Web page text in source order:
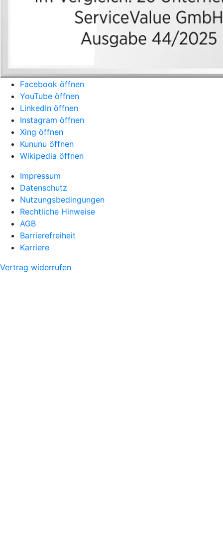
Facebook öffnen
YouTube öffnen
LinkedIn öffnen
Instagram öffnen
Xing öffnen
Kununu öffnen
Wikipedia öffnen
Impressum
Datenschutz
Nutzungsbedingungen
Rechtliche Hinweise
AGB
Barrierefreiheit
Karriere
Vertrag widerrufen